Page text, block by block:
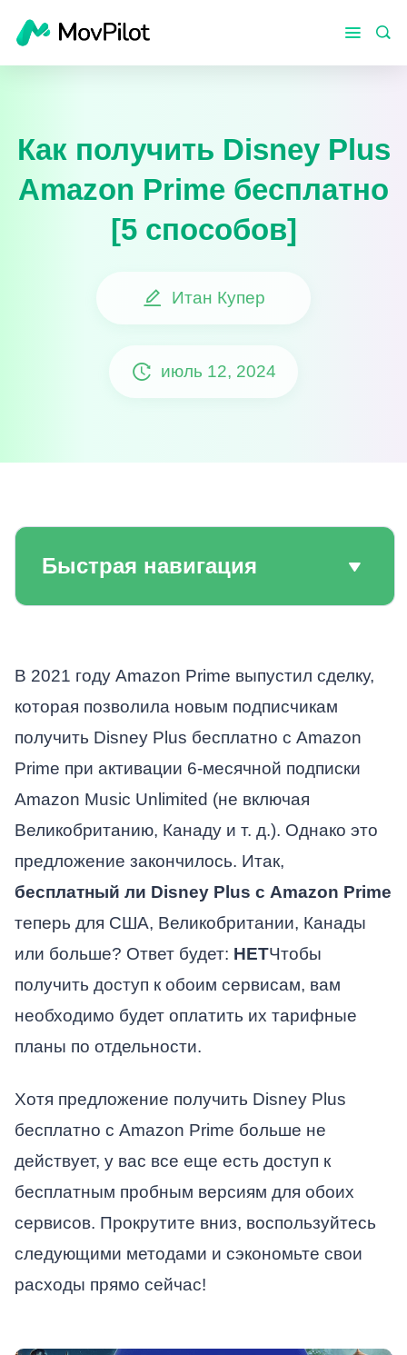
Как получить Disney Plus
Amazon Prime бесплатно
[5 способов]
Итан Купер
июль 12, 2024
Быстрая навигация
В 2021 году Amazon Prime выпустил сделку,
которая позволила новым подписчикам
получить Disney Plus бесплатно с Amazon
Prime при активации 6-месячной подписки
Amazon Music Unlimited (не включая
Великобританию, Канаду и т. д.). Однако это
предложение закончилось. Итак,
бесплатный ли Disney Plus с Amazon Prime
теперь для США, Великобритании, Канады
или больше? Ответ будет: НЕТЧтобы
получить доступ к обоим сервисам, вам
необходимо будет оплатить их тарифные
планы по отдельности.
Хотя предложение получить Disney Plus
бесплатно с Amazon Prime больше не
действует, у вас все еще есть доступ к
бесплатным пробным версиям для обоих
сервисов. Прокрутите вниз, воспользуйтесь
следующими методами и сэкономьте свои
расходы прямо сейчас!